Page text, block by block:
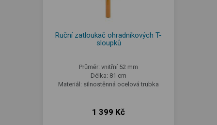
Ruční zatloukač ohradníkových T-
sloupků
Průměr: vnitřní 52 mm
Délka: 81 cm
Materiál: silnostěnná ocelová trubka
1 399 Kč